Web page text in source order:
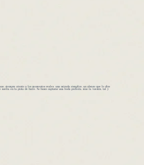
siempre atento a los momentos reales: una mirada cómplice, un abrazo que lo dice
en la pista de baile. No busco capturar una boda perfecta, sino la vuestra, tal y